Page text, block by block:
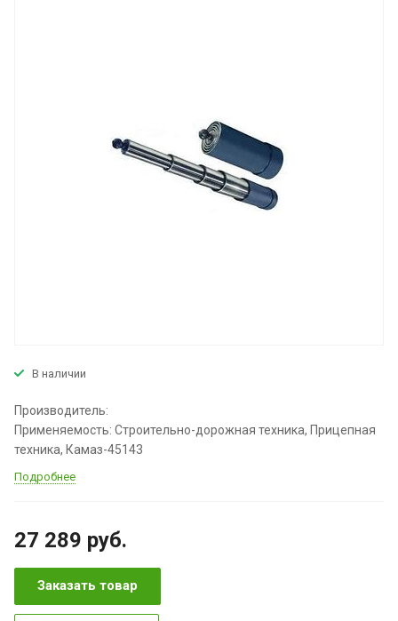
В наличии
Производитель:
Применяемость: Строительно-дорожная техника, Прицепная
техника, Камаз-45143
Подробнее
27 289 руб.
Заказать товар